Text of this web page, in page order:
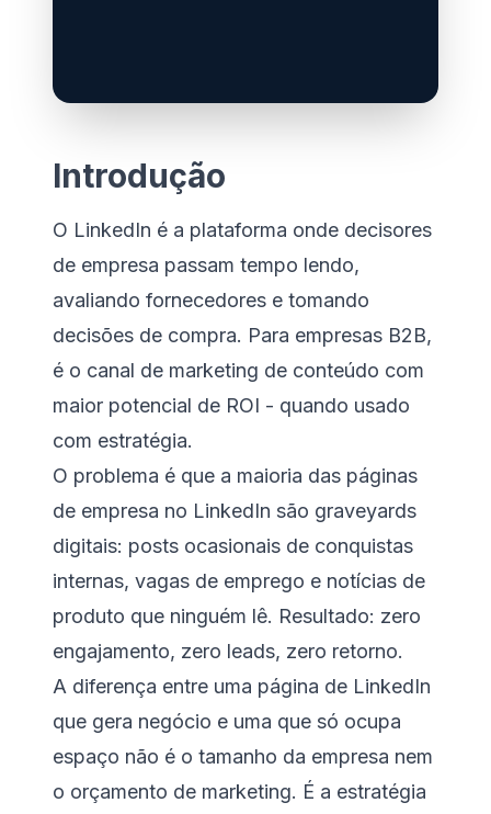
Introdução
O LinkedIn é a plataforma onde decisores
de empresa passam tempo lendo,
avaliando fornecedores e tomando
decisões de compra. Para empresas B2B,
é o canal de marketing de conteúdo com
maior potencial de ROI - quando usado
com estratégia.
O problema é que a maioria das páginas
de empresa no LinkedIn são graveyards
digitais: posts ocasionais de conquistas
internas, vagas de emprego e notícias de
produto que ninguém lê. Resultado: zero
engajamento, zero leads, zero retorno.
A diferença entre uma página de LinkedIn
que gera negócio e uma que só ocupa
espaço não é o tamanho da empresa nem
o orçamento de marketing. É a estratégia